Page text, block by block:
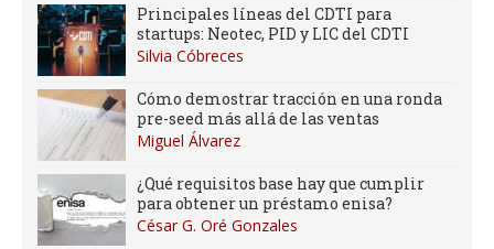
Principales líneas del CDTI para
startups: Neotec, PID y LIC del CDTI
Silvia Cóbreces
Cómo demostrar tracción en una ronda
pre-seed más allá de las ventas
Miguel Álvarez
¿Qué requisitos base hay que cumplir
para obtener un préstamo enisa?
César G. Oré Gonzales